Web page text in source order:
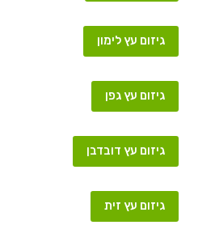
גיזום עץ לימון
גיזום עץ גפן
גיזום עץ דובדבן
גיזום עץ זית